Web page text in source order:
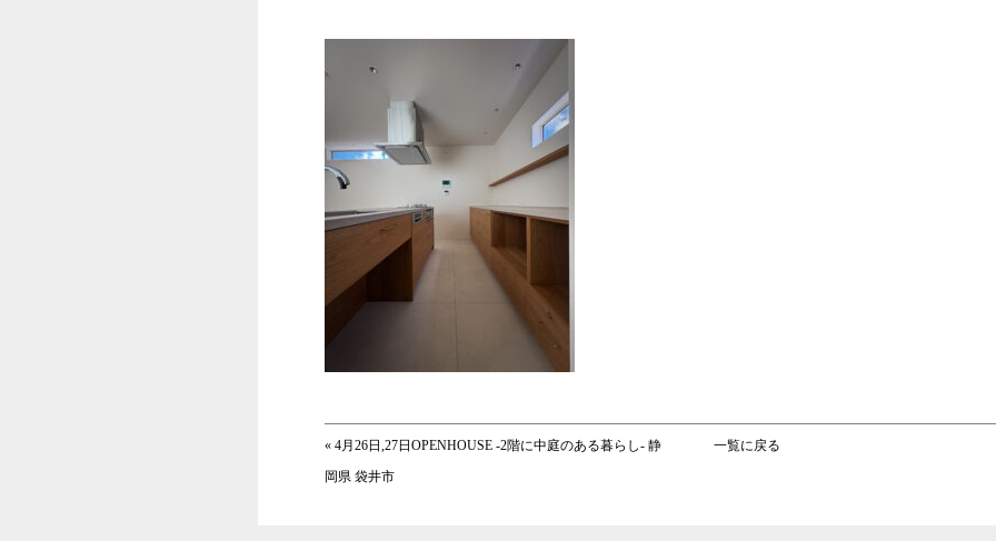
« 4月26日,27日OPENHOUSE -2階に中庭のある暮らし- 静
岡県 袋井市
一覧に戻る